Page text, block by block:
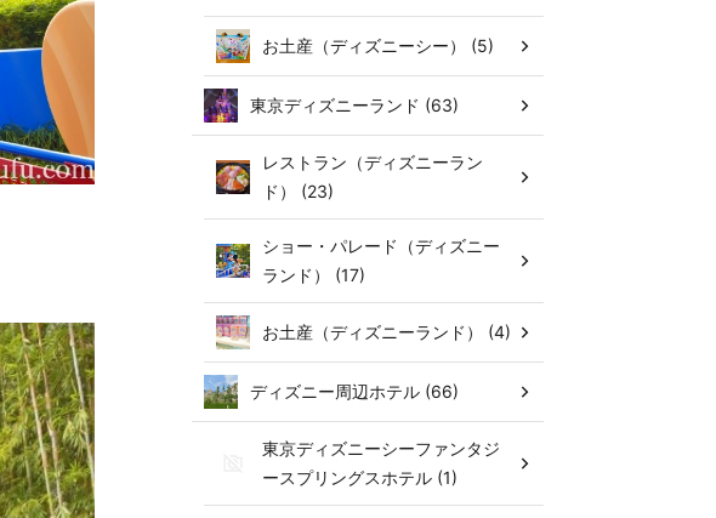
お土産（ディズニーシー） (5)
東京ディズニーランド (63)
レストラン（ディズニーラン
ド） (23)
ショー・パレード（ディズニー
ランド） (17)
お土産（ディズニーランド） (4)
ディズニー周辺ホテル (66)
東京ディズニーシーファンタジ
ースプリングスホテル (1)